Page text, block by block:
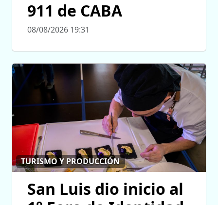
911 de CABA
08/08/2026 19:31
TURISMO Y PRODUCCIÓN
San Luis dio inicio al